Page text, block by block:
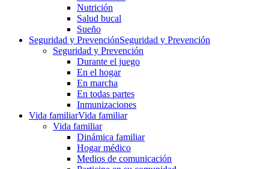
Nutrición
Salud bucal
Sueño
Seguridad y PrevenciónSeguridad y Prevención
Seguridad y Prevención
Durante el juego
En el hogar
En marcha
En todas partes
Inmunizaciones
Vida familiarVida familiar
Vida familiar
Dinámica familiar
Hogar médico
Medios de comunicación